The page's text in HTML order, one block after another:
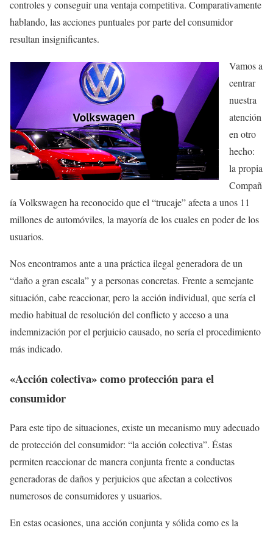
controles y conseguir una ventaja competitiva. Comparativamente
hablando, las acciones puntuales por parte del consumidor
resultan insignificantes.
Vamos a
centrar
nuestra
atención
en otro
hecho:
la propia
Compañ
ía Volkswagen ha reconocido que el “trucaje” afecta a unos 11
millones de automóviles, la mayoría de los cuales en poder de los
usuarios.
Nos encontramos ante a una práctica ilegal generadora de un
“daño a gran escala” y a personas concretas. Frente a semejante
situación, cabe reaccionar, pero la acción individual, que sería el
medio habitual de resolución del conflicto y acceso a una
indemnización por el perjuicio causado, no sería el procedimiento
más indicado.
«Acción colectiva» como protección para el
consumidor
Para este tipo de situaciones, existe un mecanismo muy adecuado
de protección del consumidor: “la acción colectiva”. Éstas
permiten reaccionar de manera conjunta frente a conductas
generadoras de daños y perjuicios que afectan a colectivos
numerosos de consumidores y usuarios.
En estas ocasiones, una acción conjunta y sólida como es la